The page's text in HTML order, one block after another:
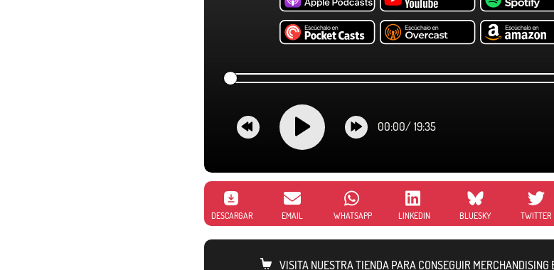
00:00/ 19:35
DESCARGAR EMAIL WHATSAPP LINKEDIN BLUESKY TWITTER
VISITA NUESTRA TIENDA PARA CONSEGUIR MERCHANDISING